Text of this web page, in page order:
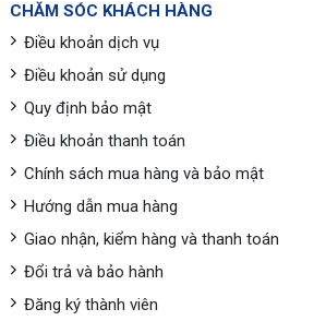
CHĂM SÓC KHÁCH HÀNG
Điều khoản dịch vụ
Điều khoản sử dụng
Quy định bảo mật
Điều khoản thanh toán
Chính sách mua hàng và bảo mật
Hướng dẫn mua hàng
Giao nhận, kiểm hàng và thanh toán
Đổi trả và bảo hành
Đăng ký thành viên